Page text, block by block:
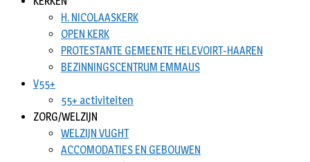
H. NICOLAASKERK
OPEN KERK
PROTESTANTE GEMEENTE HELEVOIRT-HAAREN
BEZINNINGSCENTRUM EMMAUS
V55+
55+ activiteiten
ZORG/WELZIJN
WELZIJN VUGHT
ACCOMODATIES EN GEBOUWEN